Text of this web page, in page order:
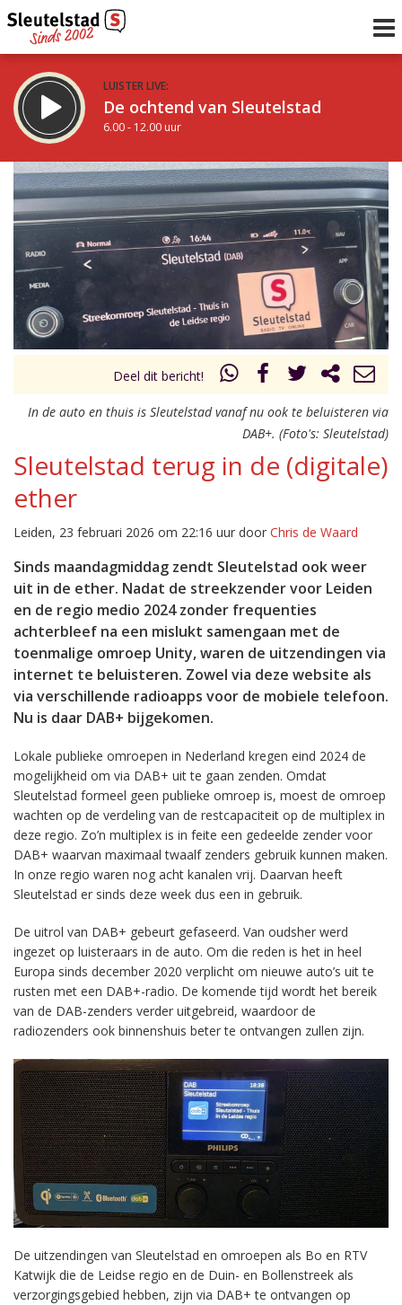
LUISTER LIVE:
De ochtend van Sleutelstad
6.00 - 12.00 uur
STRAKS:
De middag van Sleutelstad
12.00 - 19.00 uur
Vorig uur
uur 1 van 0 Volgend uur
Deel dit bericht!
In de auto en thuis is Sleutelstad vanaf nu ook te beluisteren via
DAB+. (Foto's: Sleutelstad)
Sleutelstad terug in de (digitale)
ether
Leiden, 23 februari 2026 om 22:16 uur door Chris de Waard
Sinds maandagmiddag zendt Sleutelstad ook weer
uit in de ether. Nadat de streekzender voor Leiden
en de regio medio 2024 zonder frequenties
achterbleef na een mislukt samengaan met de
toenmalige omroep Unity, waren de uitzendingen via
internet te beluisteren. Zowel via deze website als
via verschillende radioapps voor de mobiele telefoon.
Nu is daar DAB+ bijgekomen.
Lokale publieke omroepen in Nederland kregen eind 2024 de
mogelijkheid om via DAB+ uit te gaan zenden. Omdat
Sleutelstad formeel geen publieke omroep is, moest de omroep
wachten op de verdeling van de restcapaciteit op de multiplex in
deze regio. Zo’n multiplex is in feite een gedeelde zender voor
DAB+ waarvan maximaal twaalf zenders gebruik kunnen maken.
In onze regio waren nog acht kanalen vrij. Daarvan heeft
Sleutelstad er sinds deze week dus een in gebruik.
De uitrol van DAB+ gebeurt gefaseerd. Van oudsher werd
ingezet op luisteraars in de auto. Om die reden is het in heel
Europa sinds december 2020 verplicht om nieuwe auto’s uit te
rusten met een DAB+-radio. De komende tijd wordt het bereik
van de DAB-zenders verder uitgebreid, waardoor de
radiozenders ook binnenshuis beter te ontvangen zullen zijn.
De uitzendingen van Sleutelstad en omroepen als Bo en RTV
Katwijk die de Leidse regio en de Duin- en Bollenstreek als
verzorgingsgebied hebben, zijn via DAB+ te ontvangen op